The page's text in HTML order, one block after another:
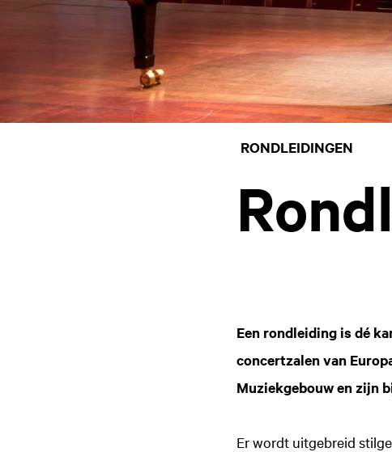
RONDLEIDINGEN
Een rondleiding is dé
concertzalen van
Muziekgebouw en zijn
Er wordt uitgebreid